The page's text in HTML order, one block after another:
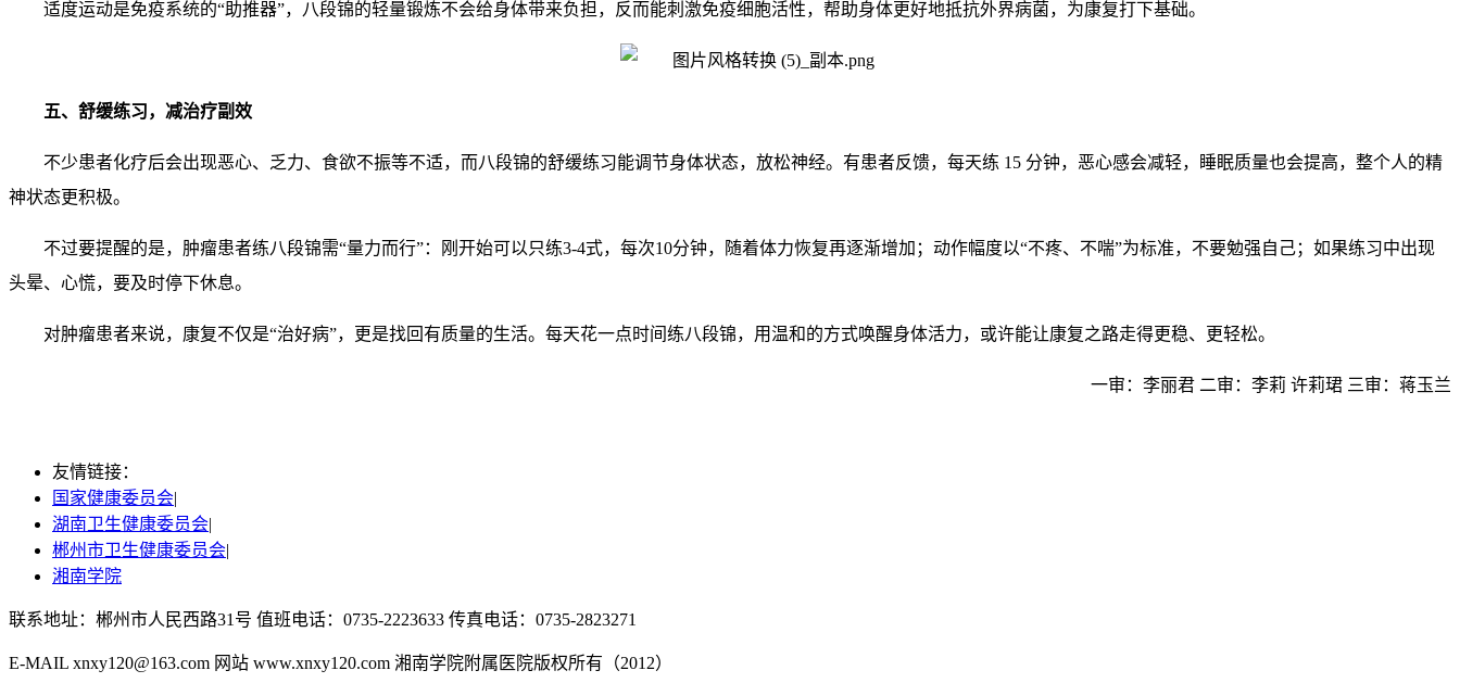
适度运动是免疫系统的“助推器”，八段锦的轻量锻炼不会给身体带来负担，反而能刺激免疫细胞活性，帮助身体更好地抵抗外界病菌，为康复打下基础。
五、舒缓练习，减治疗副效
不少患者化疗后会出现恶心、乏力、食欲不振等不适，而八段锦的舒缓练习能调节身体状态，放松神经。有患者反馈，每天练 15 分钟，恶心感会减轻，睡眠质量也会提高，整个人的精
神状态更积极。
不过要提醒的是，肿瘤患者练八段锦需“量力而行”：刚开始可以只练3-4式，每次10分钟，随着体力恢复再逐渐增加；动作幅度以“不疼、不喘”为标准，不要勉强自己；如果练习中出现
头晕、心慌，要及时停下休息。
对肿瘤患者来说，康复不仅是“治好病”，更是找回有质量的生活。每天花一点时间练八段锦，用温和的方式唤醒身体活力，或许能让康复之路走得更稳、更轻松。
一审：李丽君 二审：李莉 许莉珺 三审：蒋玉兰
友情链接：
国家健康委员会|
湖南卫生健康委员会|
郴州市卫生健康委员会|
湘南学院
联系地址：郴州市人民西路31号 值班电话：0735-2223633 传真电话：0735-2823271
E-MAIL xnxy120@163.com 网站 www.xnxy120.com 湘南学院附属医院版权所有（2012）